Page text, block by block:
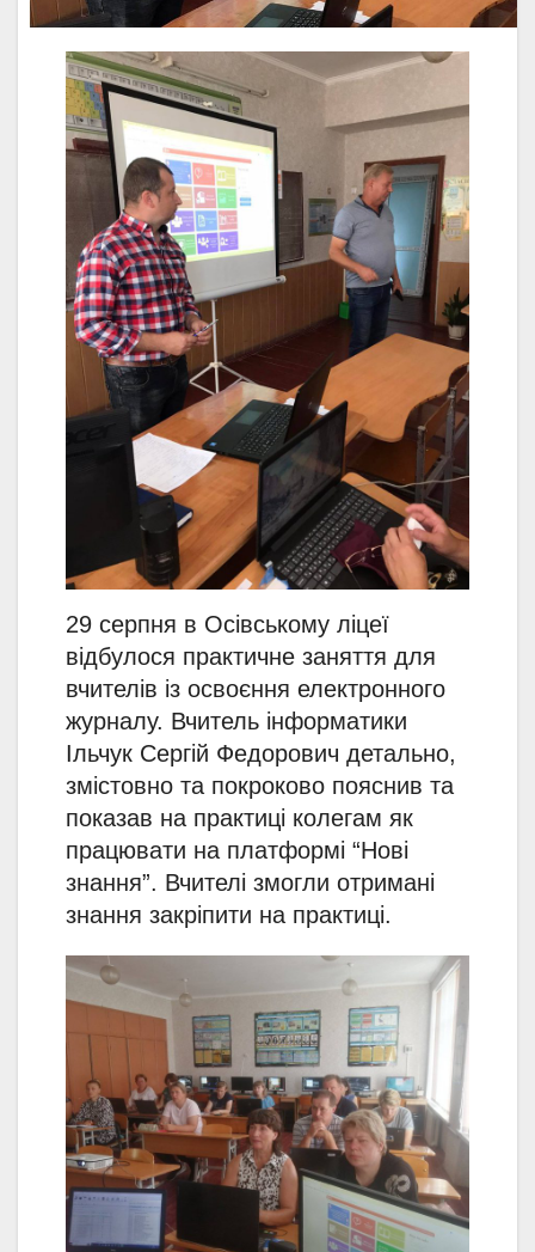
29 серпня в Осівському ліцеї
відбулося практичне заняття для
вчителів із освоєння електронного
журналу. Вчитель інформатики
Ільчук Сергій Федорович детально,
змістовно та покроково пояснив та
показав на практиці колегам як
працювати на платформі “Нові
знання”. Вчителі змогли отримані
знання закріпити на практиці.